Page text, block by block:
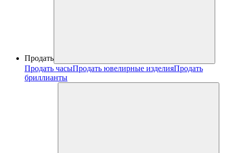
Продать
Продать часыПродать ювелирные изделияПродать
бриллианты